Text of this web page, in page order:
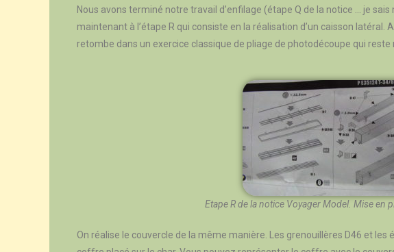
Nous avons terminé notre travail d’enfilage (étape Q de la notice … je sais
maintenant à l’étape R qui consiste en la réalisation d’un caisson
retombe dans un exercice classique de pliage de photodécoupe qui
Etape R de la notice Voyager Model. Mise en
On réalise le couvercle de la même manière. Les grenouillères D46 et